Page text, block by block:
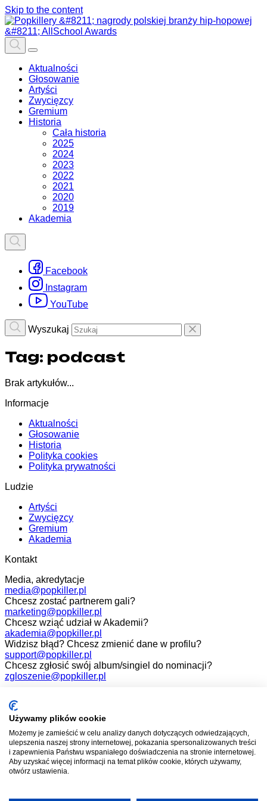
Skip to the content
Aktualności
Głosowanie
Artyści
Zwycięzcy
Gremium
Historia
Cała historia
2025
2024
2023
2022
2021
2020
2019
Akademia
Facebook
Instagram
YouTube
Wyszukaj
Tag: podcast
Brak artykułów...
Informacje
Aktualności
Głosowanie
Historia
Polityka cookies
Polityka prywatności
Ludzie
Artyści
Zwycięzcy
Gremium
Akademia
Kontakt
Media, akredytacje
media@popkiller.pl
Chcesz zostać partnerem gali?
marketing@popkiller.pl
Chcesz wziąć udział w Akademii?
akademia@popkiller.pl
Widzisz błąd? Chcesz zmienić dane w profilu?
support@popkiller.pl
Chcesz zgłosić swój album/singiel do nominacji?
zgloszenie@popkiller.pl
Instagram
YouTube
Używamy plików cookie
Możemy je zamieścić w celu analizy danych dotyczących odwiedzających,
ulepszenia naszej strony internetowej, pokazania spersonalizowanych treści
i zapewnienia Państwu wspaniałego doświadczenia na stronie internetowej.
Aby uzyskać więcej informacji na temat plików cookie, których używamy,
otwórz ustawienia.